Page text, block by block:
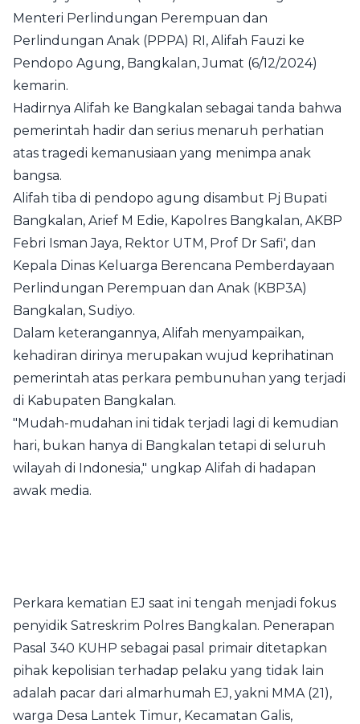
Menteri Perlindungan Perempuan dan
Perlindungan Anak (PPPA) RI, Alifah Fauzi ke
Pendopo Agung, Bangkalan, Jumat (6/12/2024)
kemarin.
Hadirnya Alifah ke Bangkalan sebagai tanda bahwa
pemerintah hadir dan serius menaruh perhatian
atas tragedi kemanusiaan yang menimpa anak
bangsa.
Alifah tiba di pendopo agung disambut Pj Bupati
Bangkalan, Arief M Edie, Kapolres Bangkalan, AKBP
Febri Isman Jaya, Rektor UTM, Prof Dr Safi', dan
Kepala Dinas Keluarga Berencana Pemberdayaan
Perlindungan Perempuan dan Anak (KBP3A)
Bangkalan, Sudiyo.
Dalam keterangannya, Alifah menyampaikan,
kehadiran dirinya merupakan wujud keprihatinan
pemerintah atas perkara pembunuhan yang terjadi
di Kabupaten Bangkalan.
"Mudah-mudahan ini tidak terjadi lagi di kemudian
hari, bukan hanya di Bangkalan tetapi di seluruh
wilayah di Indonesia," ungkap Alifah di hadapan
awak media.
Perkara kematian EJ saat ini tengah menjadi fokus
penyidik Satreskrim Polres Bangkalan. Penerapan
Pasal 340 KUHP sebagai pasal primair ditetapkan
pihak kepolisian terhadap pelaku yang tidak lain
adalah pacar dari almarhumah EJ, yakni MMA (21),
warga Desa Lantek Timur, Kecamatan Galis,